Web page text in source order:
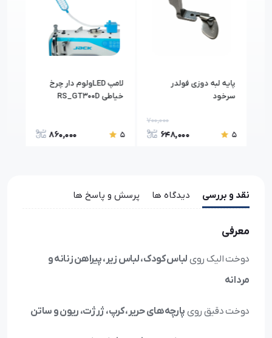
پایه لبه دوزی فولدر
سرخود
5
700,000
648,000
لامپ LEDولوم دار چرخ
خیاطی RS_GT300D
5
860,000
نقد و بررسی دیدگاه ها پرسش و پاسخ ها
معرفی
دوخت الیک روی لباس کودک، لباس زیر، پیراهن زنانه و
مردانه
دوخت دقیق روی پارچه‌های حریر، کرپ، ژرژت، ریون و ساتن